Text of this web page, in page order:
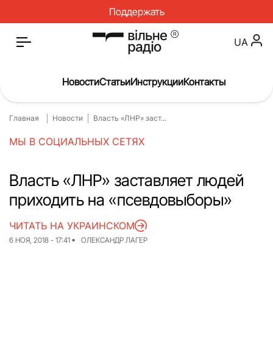
Поддержать
Главная
О нас
Инструкции
Спорт
Интервью
Досье
Репортаж
Блог
UA
НовостиСтатьиИнструкцииКонтакты
Главная Новости Власть «ЛНР» заст...
МЫ В СОЦИАЛЬНЫХ СЕТЯХ
Власть «ЛНР» заставляет людей
приходить на «псевдовыборы»
6 НОЯ, 2018 - 17:41 ОЛЕКСАНДР ЛАГЕР
ЧИТАТЬ НА УКРАИНСКОМ